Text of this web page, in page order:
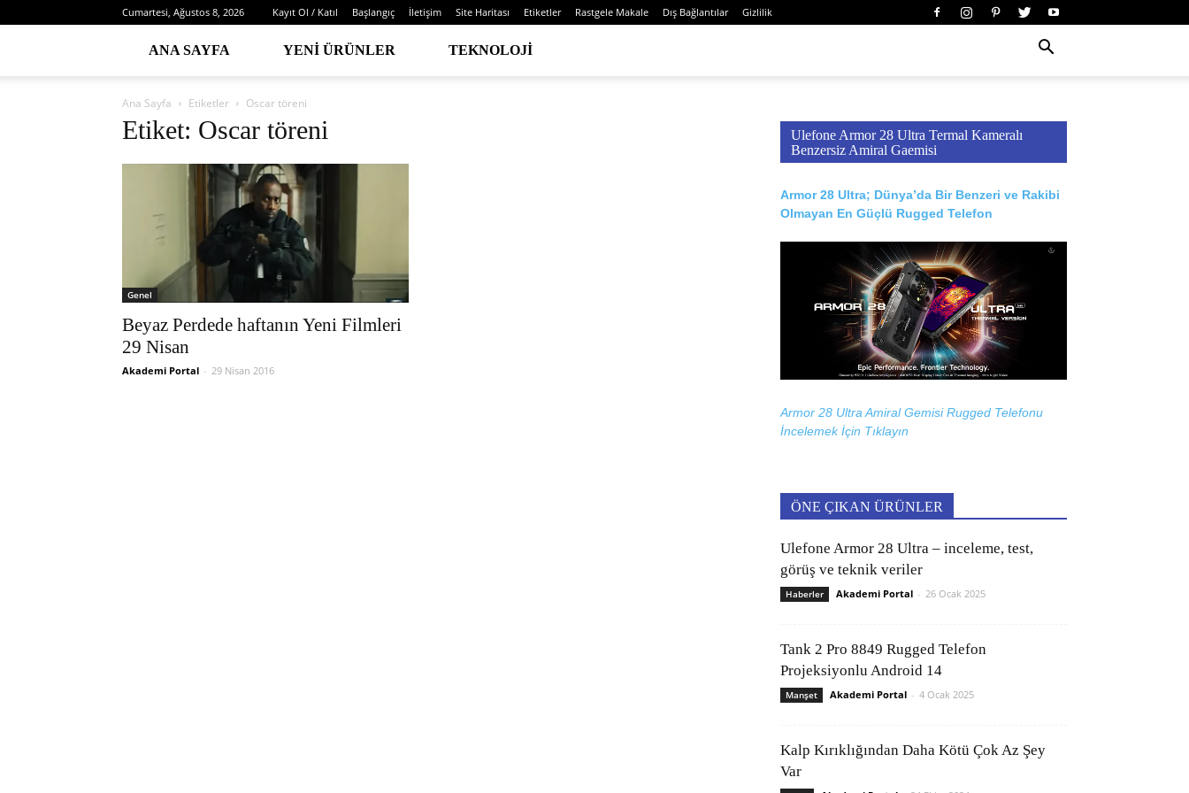
Cumartesi, Ağustos 8, 2026 Kayıt Ol / Katıl Başlangıç İletişim Site Haritası Etiketler Rastgele Makale Dış Bağlantılar Gizlilik
ANA SAYFA YENI ÜRÜNLER TEKNOLOJI
Ana Sayfa Etiketler Oscar töreni
Etiket: Oscar töreni
Genel
Beyaz Perdede haftanın Yeni Filmleri
29 Nisan
Akademi Portal - 29 Nisan 2016
Ulefone Armor 28 Ultra Termal Kameralı
Benzersiz Amiral Gaemisi
Armor 28 Ultra; Dünya’da Bir Benzeri ve Rakibi
Olmayan En Güçlü Rugged Telefon
Armor 28 Ultra Amiral Gemisi Rugged Telefonu
İncelemek İçin Tıklayın
ÖNE ÇIKAN ÜRÜNLER
Ulefone Armor 28 Ultra – inceleme, test,
görüş ve teknik veriler
Haberler Akademi Portal - 26 Ocak 2025
Tank 2 Pro 8849 Rugged Telefon
Projeksiyonlu Android 14
Manşet Akademi Portal - 4 Ocak 2025
Kalp Kırıklığından Daha Kötü Çok Az Şey
Var